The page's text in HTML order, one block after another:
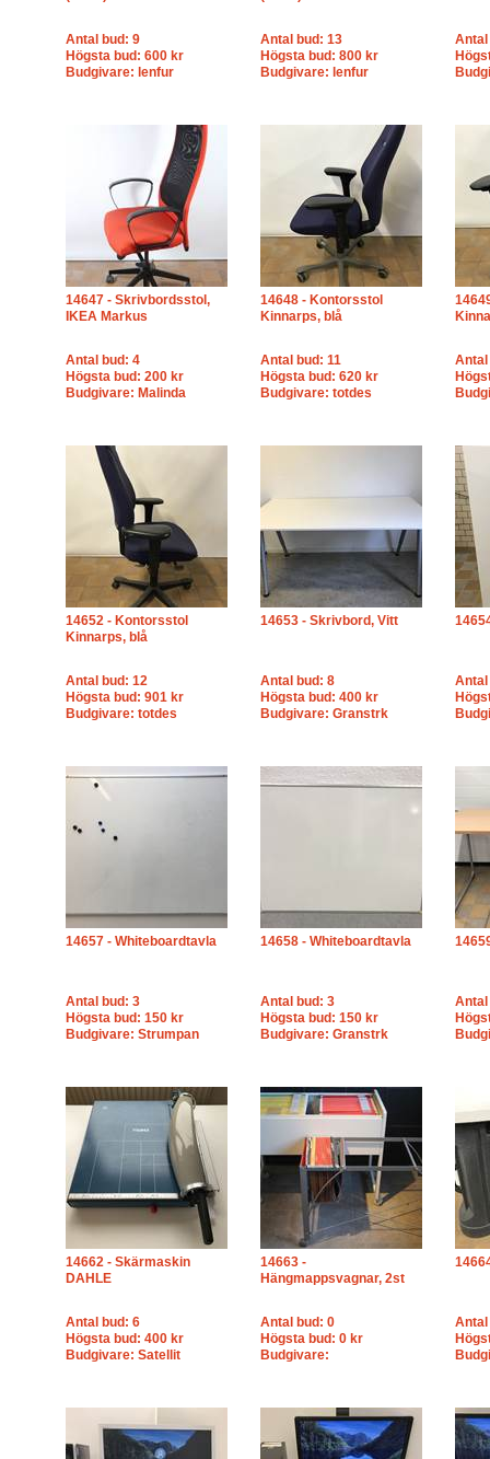
Antal bud: 9
Högsta bud: 600 kr
Budgivare: lenfur
Antal bud: 13
Högsta bud: 800 kr
Budgivare: lenfur
Antal
14647 - Skrivbordsstol,
IKEA Markus
Antal bud: 4
Högsta bud: 200 kr
Budgivare: Malinda
14648 - Kontorsstol
Kinnarps, blå
Antal bud: 11
Högsta bud: 620 kr
Budgivare: totdes
Antal
14652 - Kontorsstol
Kinnarps, blå
Antal bud: 12
Högsta bud: 901 kr
Budgivare: totdes
14653 - Skrivbord, Vitt
Antal bud: 8
Högsta bud: 400 kr
Budgivare: Granstrk
Antal
14657 - Whiteboardtavla
Antal bud: 3
Högsta bud: 150 kr
Budgivare: Strumpan
14658 - Whiteboardtavla
Antal bud: 3
Högsta bud: 150 kr
Budgivare: Granstrk
Antal
14662 - Skärmaskin
DAHLE
Antal bud: 6
Högsta bud: 400 kr
Budgivare: Satellit
14663 -
Hängmappsvagnar, 2st
Antal bud: 0
Högsta bud: 0 kr
Budgivare:
Antal